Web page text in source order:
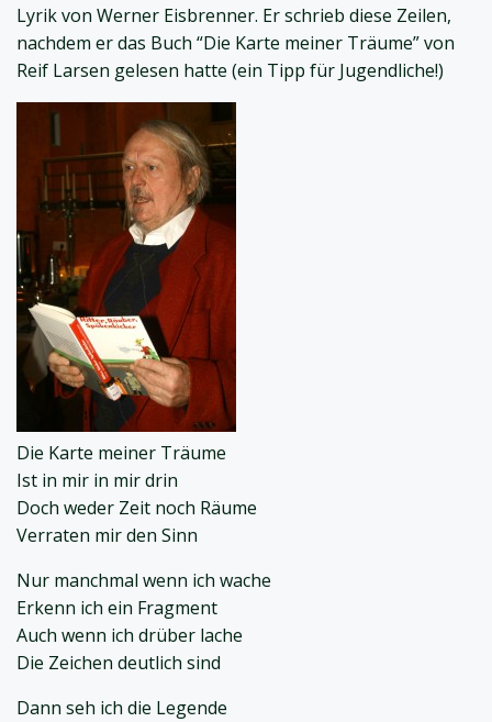
Lyrik von Werner Eisbrenner. Er schrieb diese Zeilen,
nachdem er das Buch “Die Karte meiner Träume” von
Reif Larsen gelesen hatte (ein Tipp für Jugendliche!)
Die Karte meiner Träume
Ist in mir in mir drin
Doch weder Zeit noch Räume
Verraten mir den Sinn
Nur manchmal wenn ich wache
Erkenn ich ein Fragment
Auch wenn ich drüber lache
Die Zeichen deutlich sind
Dann seh ich die Legende